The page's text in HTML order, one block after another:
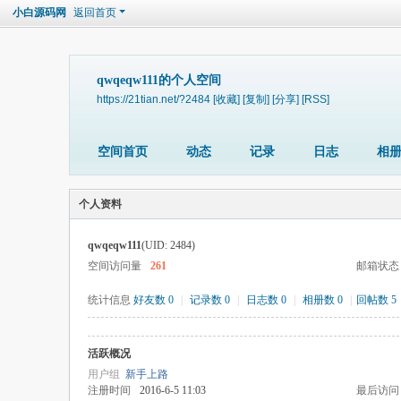
小白源码网 返回首页
qwqeqw111的个人空间
https://21tian.net/?2484 [收藏] [复制] [分享] [RSS]
空间首页 动态 记录 日志 相册
个人资料
qwqeqw111(UID: 2484)
空间访问量
261 邮箱状态
统计信息 好友数 0 记录数 0 日志数 0 相册数 0 回帖数 5
活跃概况
用户组 新手上路
注册时间
2016-6-5 11:03 最后访问